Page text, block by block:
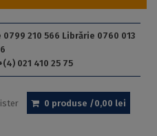
210 566 Librărie 0760 013
021 410 25 75
0 produse /0,00 lei